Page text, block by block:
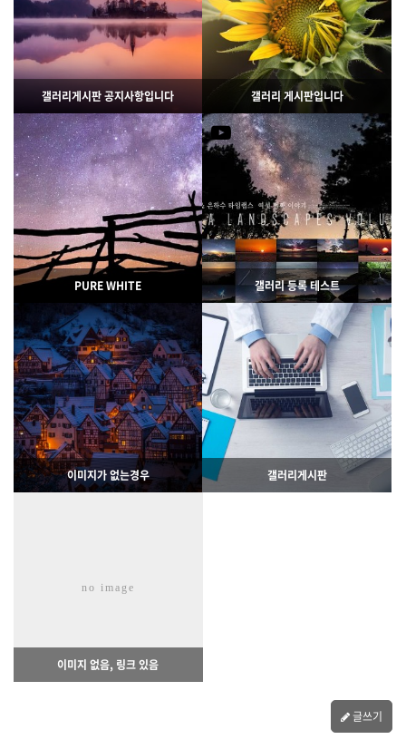
3539 02-07
웹사이팅
5965 02-07
웹사이팅
3243
02-06
웹사이팅
갤러리게시판 공지사항입니다
2924 02-07
웹사이팅
갤러리 게시판입니다
2784 02-06
웹사이팅
PURE WHITE
2773 02-07
웹사이팅
갤러리 등록 테스트
웹사이팅
이미지가 없는경우 갤러리게시판
no image
이미지 없음, 링크 있음
글쓰기